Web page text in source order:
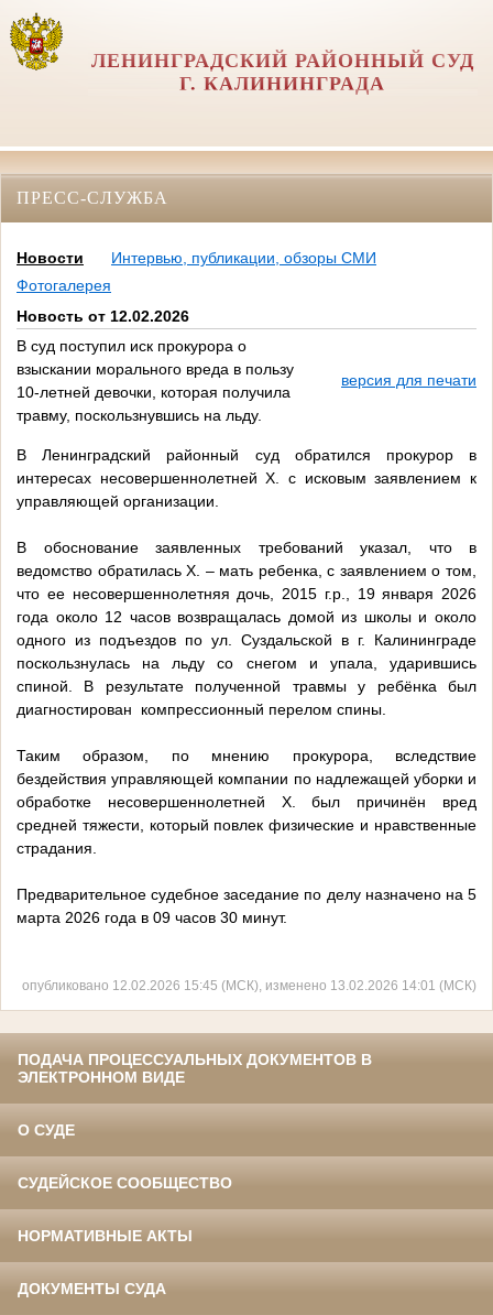
ЛЕНИНГРАДСКИЙ РАЙОННЫЙ СУД
Г. КАЛИНИНГРАДА
ПРЕСС-СЛУЖБА
Новости
Интервью, публикации, обзоры СМИ
Фотогалерея
Новость от 12.02.2026
В суд поступил иск прокурора о
взыскании морального вреда в пользу
10-летней девочки, которая получила
травму, поскользнувшись на льду.
версия для печати
В Ленинградский районный суд обратился прокурор в
интересах несовершеннолетней Х. с исковым заявлением к
управляющей организации.
В обоснование заявленных требований указал, что в
ведомство обратилась Х. – мать ребенка, с заявлением о том,
что ее несовершеннолетняя дочь, 2015 г.р., 19 января 2026
года около 12 часов возвращалась домой из школы и около
одного из подъездов по ул. Суздальской в г. Калининграде
поскользнулась на льду со снегом и упала, ударившись
спиной. В результате полученной травмы у ребёнка был
диагностирован компрессионный перелом спины.
Таким образом, по мнению прокурора, вследствие
бездействия управляющей компании по надлежащей уборки и
обработке несовершеннолетней Х. был причинён вред
средней тяжести, который повлек физические и нравственные
страдания.
Предварительное судебное заседание по делу назначено на 5
марта 2026 года в 09 часов 30 минут.
опубликовано 12.02.2026 15:45 (МСК), изменено 13.02.2026 14:01 (МСК)
ПОДАЧА ПРОЦЕССУАЛЬНЫХ ДОКУМЕНТОВ В
ЭЛЕКТРОННОМ ВИДЕ
О СУДЕ
СУДЕЙСКОЕ СООБЩЕСТВО
НОРМАТИВНЫЕ АКТЫ
ДОКУМЕНТЫ СУДА